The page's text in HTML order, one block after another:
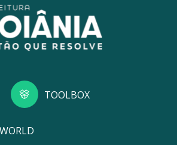
TOOLBOX